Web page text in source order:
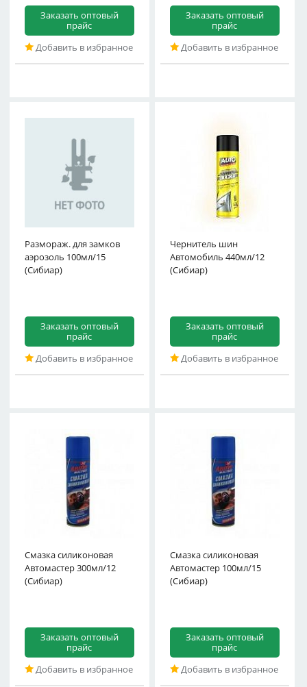
Заказать оптовый
прайс
Добавить в избранное
Заказать оптовый
прайс
Добавить в избранное
Размораж. для замков
аэрозоль 100мл/15
(Сибиар)
Заказать оптовый
прайс
Добавить в избранное
Чернитель шин
Автомобиль 440мл/12
(Сибиар)
Заказать оптовый
прайс
Добавить в избранное
Смазка силиконовая
Автомастер 300мл/12
(Сибиар)
Заказать оптовый
прайс
Добавить в избранное
Смазка силиконовая
Автомастер 100мл/15
(Сибиар)
Заказать оптовый
прайс
Добавить в избранное